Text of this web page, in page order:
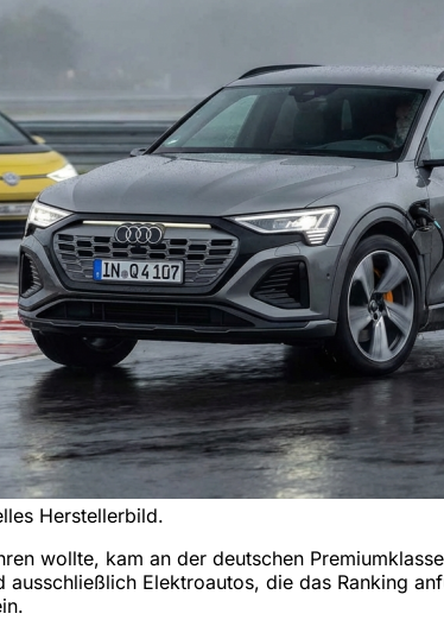
Herstellerbild.
wollte, kam an der deutschen
Elektroautos, die das Ranking